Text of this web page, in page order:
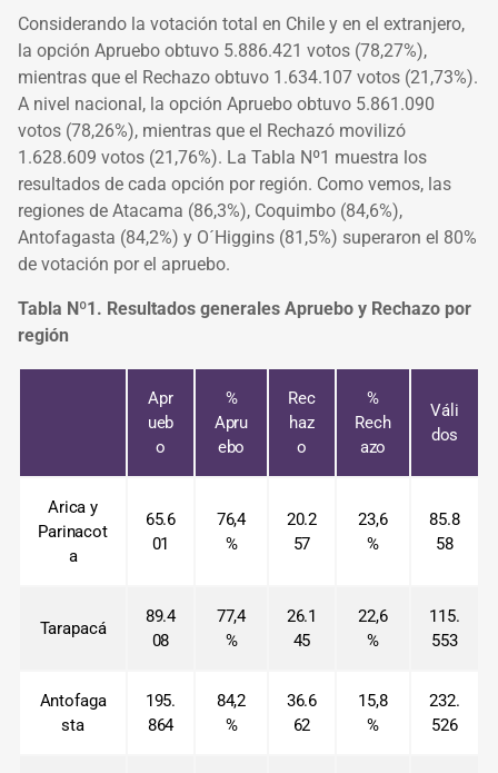
Considerando la votación total en Chile y en el extranjero,
la opción Apruebo obtuvo 5.886.421 votos (78,27%),
mientras que el Rechazo obtuvo 1.634.107 votos (21,73%).
A nivel nacional, la opción Apruebo obtuvo 5.861.090
votos (78,26%), mientras que el Rechazó movilizó
1.628.609 votos (21,76%). La Tabla Nº1 muestra los
resultados de cada opción por región. Como vemos, las
regiones de Atacama (86,3%), Coquimbo (84,6%),
Antofagasta (84,2%) y O´Higgins (81,5%) superaron el 80%
de votación por el apruebo.
Tabla Nº1. Resultados generales Apruebo y Rechazo por
región
Apr
ueb
o
%
Apru
ebo
Rec
haz
o
%
Rech
azo
Váli
dos
Arica y
Parinacot
a
65.6
01
76,4
%
20.2
57
23,6
%
85.8
58
Tarapacá
89.4
08
77,4
%
26.1
45
22,6
%
115.
553
Antofaga
sta
195.
864
84,2
%
36.6
62
15,8
%
232.
526